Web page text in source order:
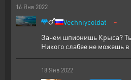
16 Янв 2022
Vechniycoldat -
Зачем шпионишь Крыса?
Никого слабее не можешь в
18 Янв 2022